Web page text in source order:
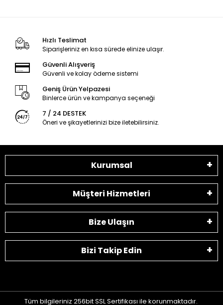
Hızlı Teslimat
Siparişleriniz en kısa sürede elinize ulaşır.
Güvenli Alışveriş
Güvenli ve kolay ödeme sistemi
Geniş Ürün Yelpazesi
Binlerce ürün ve kampanya seçeneği
7 / 24 DESTEK
Öneri ve şikayetlerinizi bize iletebilirsiniz.
Kurumsal
Müşteri Hizmetleri
Bize Ulaşın
Bizi Takip Edin
Tüm bilgileriniz 256bit SSL Sertifikası ile korunmaktadır.